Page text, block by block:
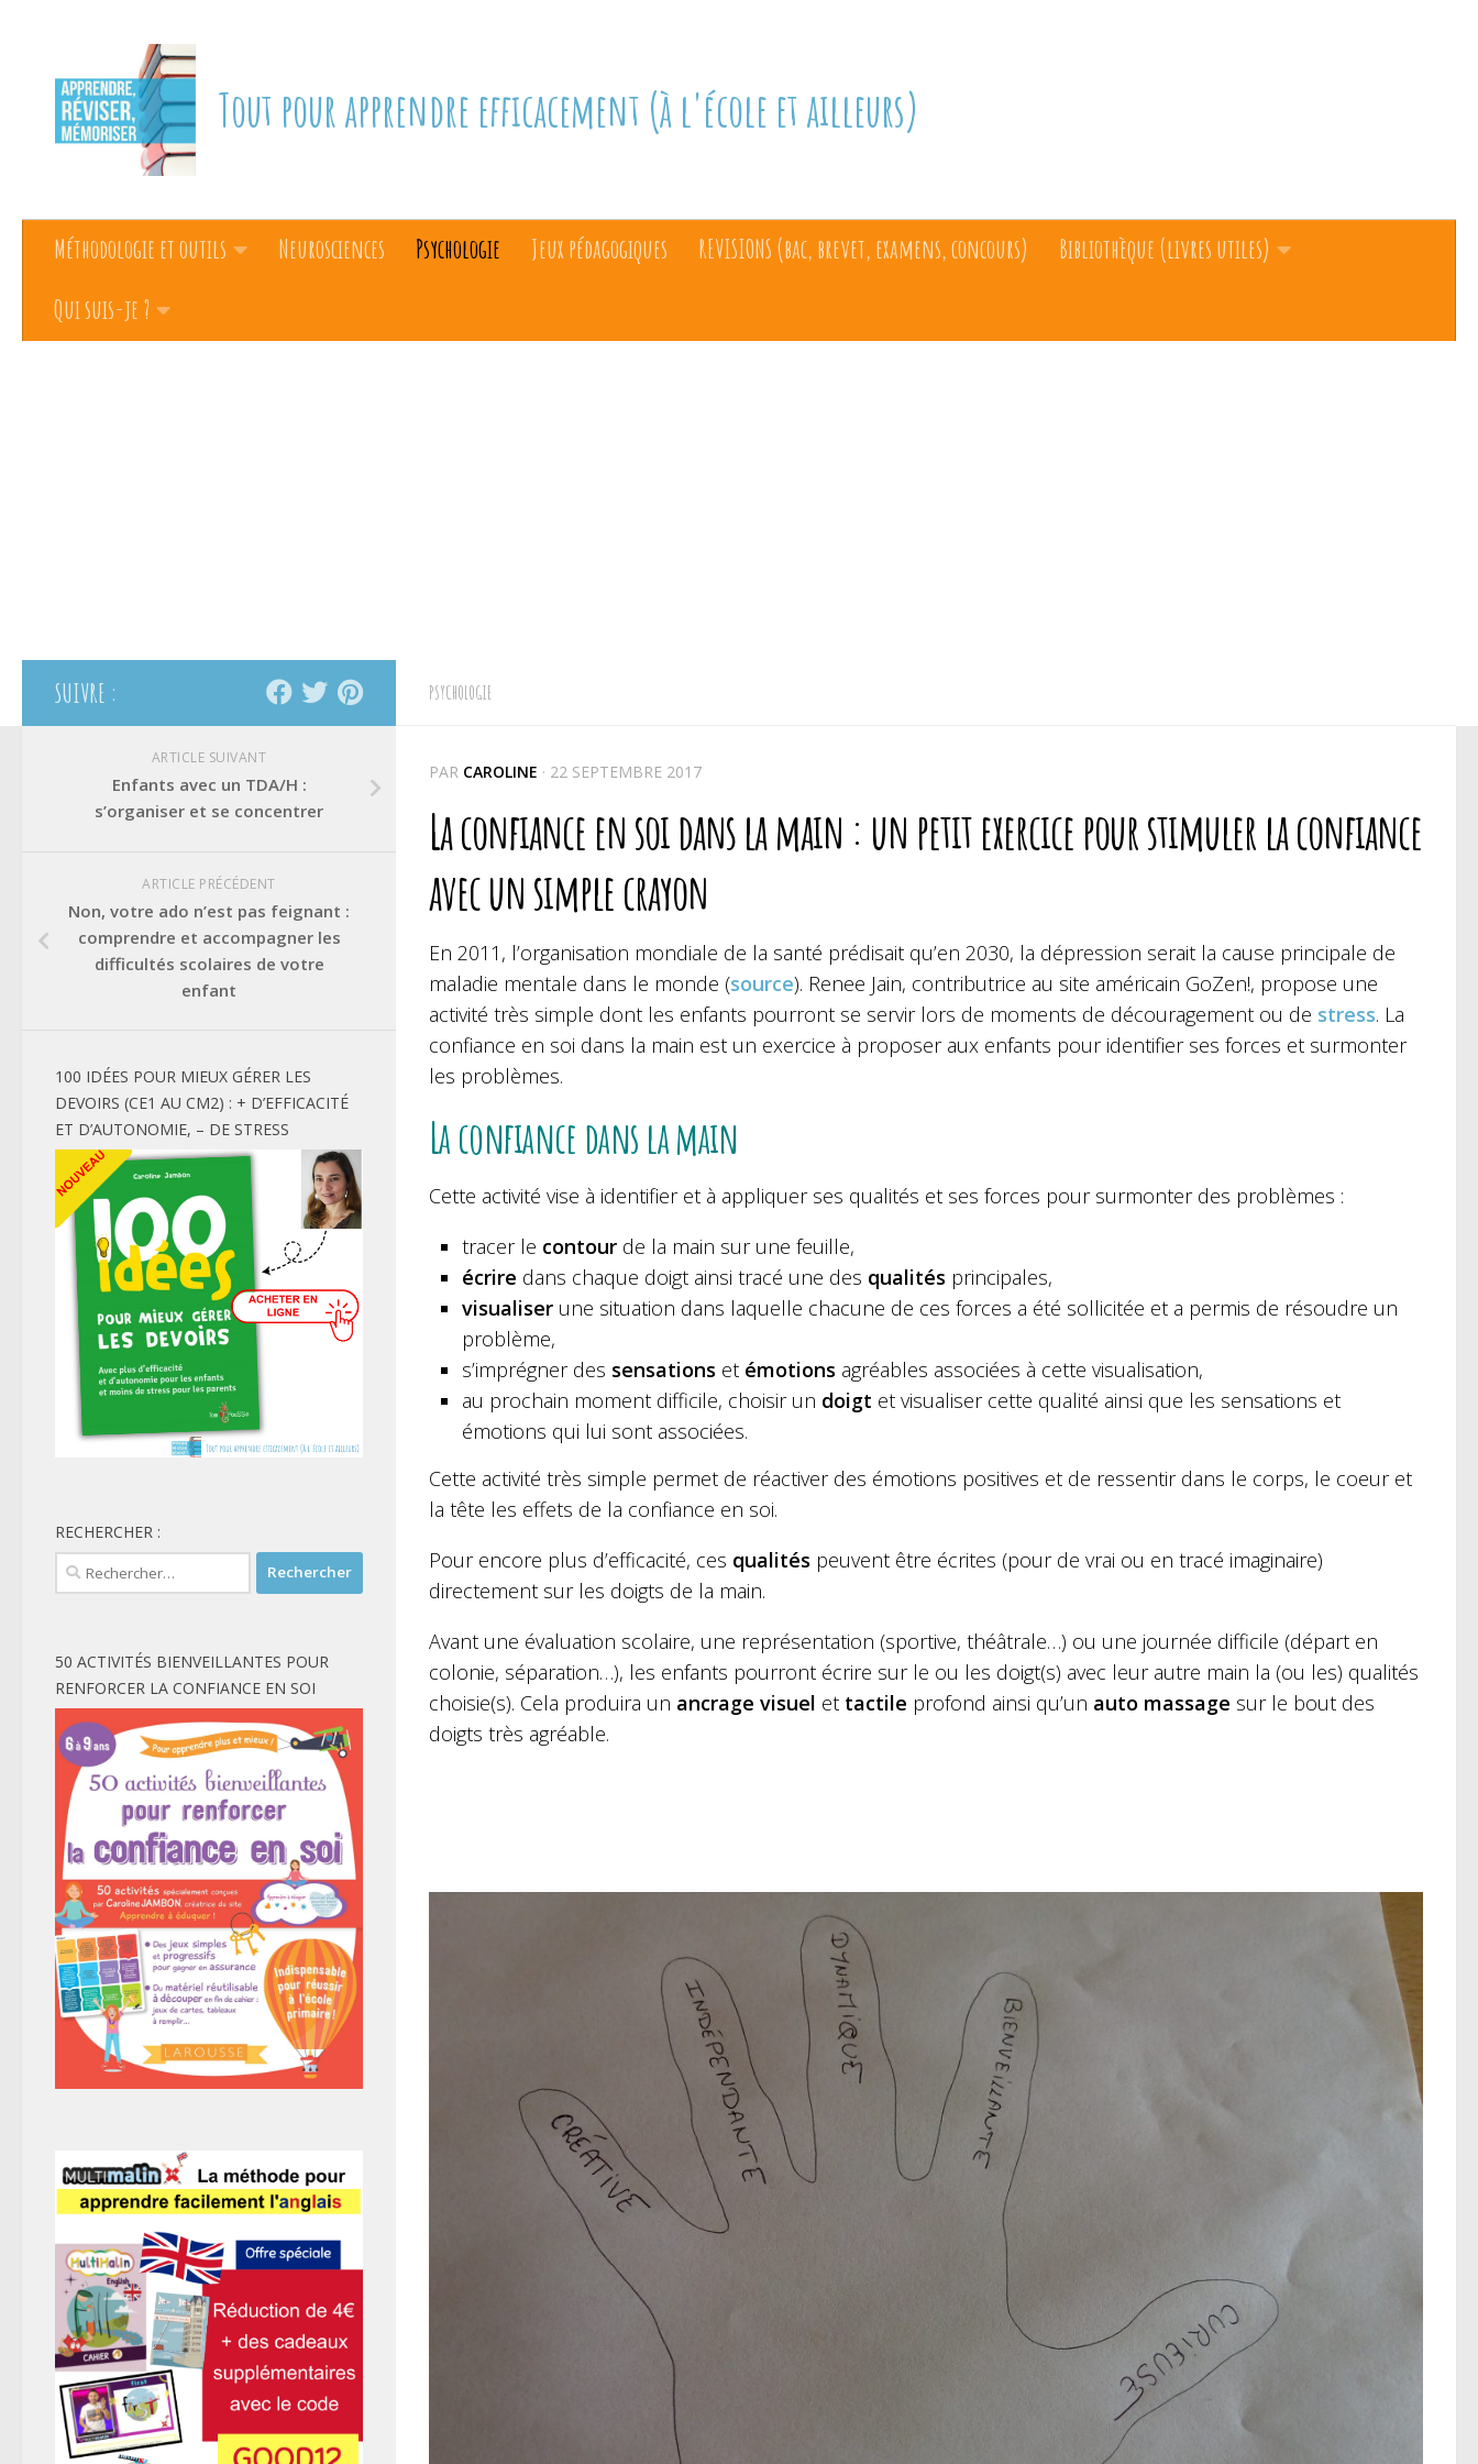
Tout pour apprendre efficacement (à l'école et ailleurs)
Méthodologie et outils Neurosciences Psychologie Jeux pédagogiques REVISIONS (bac, brevet, examens, concours)
Bibliothèque (livres utiles)
Qui suis-je ?
PSYCHOLOGIE
PAR CAROLINE · 22 SEPTEMBRE 2017
La confiance en soi dans la main : un petit exercice pour stimuler la confiance
avec un simple crayon
En 2011, l’organisation mondiale de la santé prédisait qu’en 2030, la dépression serait la cause principale de
maladie mentale dans le monde (source). Renee Jain, contributrice au site américain GoZen!, propose une
activité très simple dont les enfants pourront se servir lors de moments de découragement ou de stress. La
confiance en soi dans la main est un exercice à proposer aux enfants pour identifier ses forces et surmonter
les problèmes.
La confiance dans la main
Cette activité vise à identifier et à appliquer ses qualités et ses forces pour surmonter des problèmes :
tracer le contour de la main sur une feuille,
écrire dans chaque doigt ainsi tracé une des qualités principales,
visualiser une situation dans laquelle chacune de ces forces a été sollicitée et a permis de résoudre un
problème,
s’imprégner des sensations et émotions agréables associées à cette visualisation,
au prochain moment difficile, choisir un doigt et visualiser cette qualité ainsi que les sensations et
émotions qui lui sont associées.
Cette activité très simple permet de réactiver des émotions positives et de ressentir dans le corps, le coeur et
la tête les effets de la confiance en soi.
Pour encore plus d’efficacité, ces qualités peuvent être écrites (pour de vrai ou en tracé imaginaire)
directement sur les doigts de la main.
Avant une évaluation scolaire, une représentation (sportive, théâtrale…) ou une journée difficile (départ en
colonie, séparation…), les enfants pourront écrire sur le ou les doigt(s) avec leur autre main la (ou les) qualités
choisie(s). Cela produira un ancrage visuel et tactile profond ainsi qu’un auto massage sur le bout des
doigts très agréable.
SUIVRE :
ARTICLE SUIVANT
Enfants avec un TDA/H :
s’organiser et se concentrer
ARTICLE PRÉCÉDENT
Non, votre ado n’est pas feignant :
comprendre et accompagner les
difficultés scolaires de votre
enfant
100 IDÉES POUR MIEUX GÉRER LES
DEVOIRS (CE1 AU CM2) : + D’EFFICACITÉ
ET D’AUTONOMIE, – DE STRESS
RECHERCHER :
Rechercher :
50 ACTIVITÉS BIENVEILLANTES POUR
RENFORCER LA CONFIANCE EN SOI